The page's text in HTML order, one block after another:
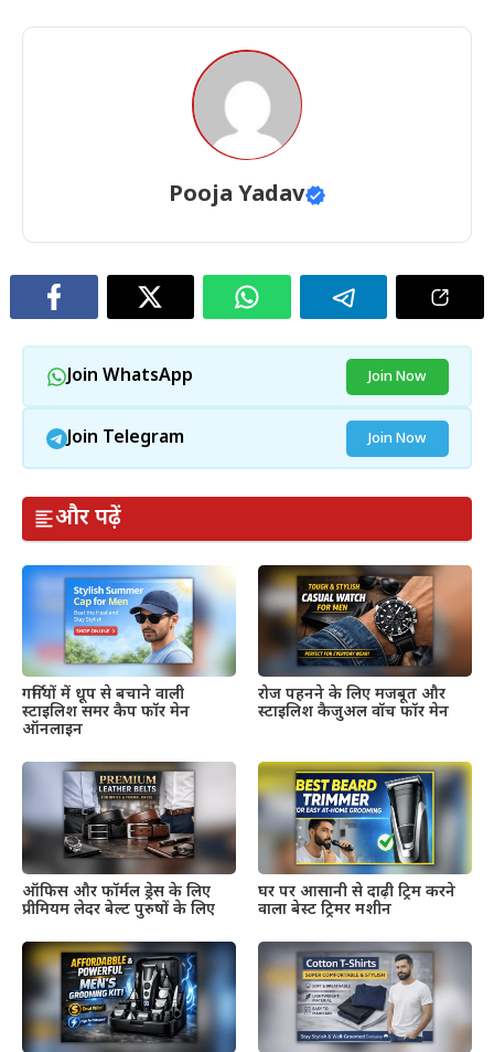
Pooja Yadav
Join WhatsApp Join Now
Join Telegram Join Now
और पढ़ें
गर्मियों में धूप से बचाने वाली
स्टाइलिश समर कैप फॉर मेन
ऑनलाइन
रोज पहनने के लिए मजबूत और
स्टाइलिश कैजुअल वॉच फॉर मेन
ऑफिस और फॉर्मल ड्रेस के लिए
प्रीमियम लेदर बेल्ट पुरुषों के लिए
घर पर आसानी से दाढ़ी ट्रिम करने
वाला बेस्ट ट्रिमर मशीन